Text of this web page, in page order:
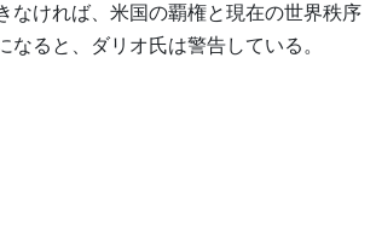
なければ、米国の覇権と現在の世界秩序
なると、ダリオ氏は警告している。